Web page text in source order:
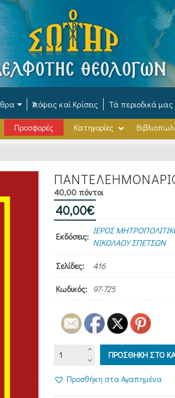
Ἀπόψεις καὶ Κρίσεις Τά περιοδικά μας
Προσφορές Κατηγορίες
40,00 πόντοι
40,00€
Εκδόσεις:
ΙΕΡΟΣ
ΝΙΚΟΛΑΟΥ ΣΠΕΤΣΩΝ
Σελίδες: 416
Κωδικός: 97-725
ΠΑΝΤΕΛΕΗΜΟΝΑΡΙΟΝΠΡΟΣΘΗΚΗ ΣΤΟ
Προσθήκη στα Αγαπημένα